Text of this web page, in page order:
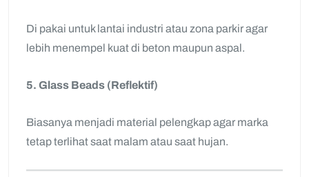
Di pakai untuk lantai industri atau zona parkir agar
lebih menempel kuat di beton maupun aspal.
5. Glass Beads (Reflektif)
Biasanya menjadi material pelengkap agar marka
tetap terlihat saat malam atau saat hujan.